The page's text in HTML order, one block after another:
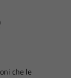
che le